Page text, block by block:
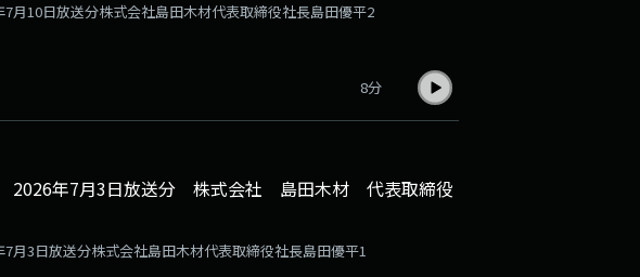
月10日放送分株式会社島田木材代表取締役社長島田優平2
8分
2026年7月3日放送分 株式会社 島田木材 代表取締役
月3日放送分株式会社島田木材代表取締役社長島田優平1